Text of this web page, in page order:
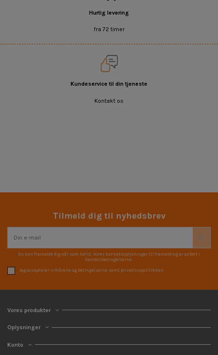
Hurtig levering
fra 72 timer
Kundeservice til din tjeneste
Kontakt os
Tilmeld dig til nyhedsbrev
Du kan framelde dig når som helst. Vores kontaktoplysninger til framelding er anført i
handelsbetingelserne.
Jeg accepterer vilkårene og betingelserne samt privatlivspolitikken
Vores produkter
Oplysninger
Konto